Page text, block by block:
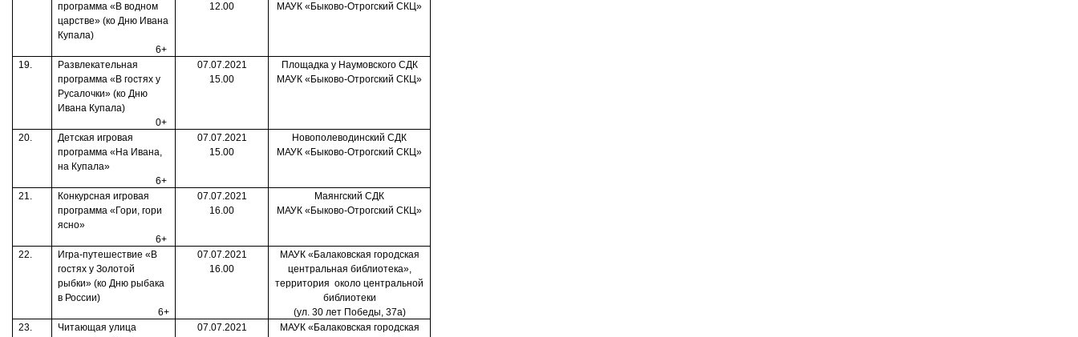
программа «В водном
царстве» (ко Дню Ивана
Купала)
6+
12.00
МАУК «Быково-Отрогский СКЦ»
19.
Развлекательная
программа «В гостях у
Русалочки»(ко Дню
Ивана Купала)
0+
07.07.2021
15.00
Площадка у Наумовского СДК
МАУК «Быково-Отрогский СКЦ»
20.
Детская игровая
программа «На Ивана,
на Купала»
6+
07.07.2021
15.00
Новополеводинский СДК
МАУК «Быково-Отрогский СКЦ»
21.
Конкурсная игровая
программа «Гори, гори
ясно»
6+
07.07.2021
16.00
Маянгский СДК
МАУК «Быково-Отрогский СКЦ»
22.
Игра-путешествие «В
гостях у Золотой
рыбки» (ко Дню рыбака
в России)
6+
07.07.2021
16.00
МАУК «Балаковская городская
центральная библиотека»,
территория около центральной
библиотеки
(ул. 30 лет Победы, 37а)
23.
Читающая улица
07.07.2021
МАУК «Балаковская городская